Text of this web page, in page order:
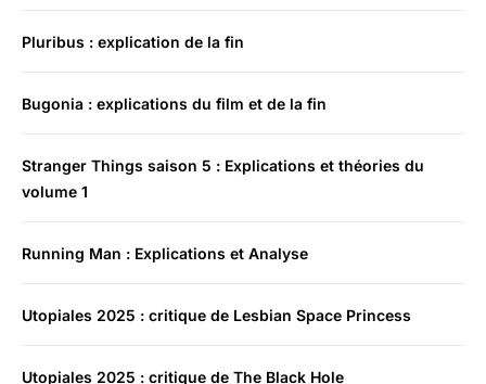
Pluribus : explication de la fin
Bugonia : explications du film et de la fin
Stranger Things saison 5 : Explications et théories du
volume 1
Running Man : Explications et Analyse
Utopiales 2025 : critique de Lesbian Space Princess
Utopiales 2025 : critique de The Black Hole